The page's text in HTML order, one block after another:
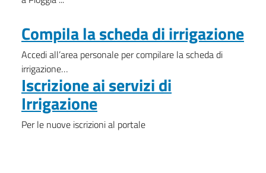
Compila la scheda di irrigazione
Accedi all’area personale per compilare la scheda di
irrigazione…
Iscrizione ai servizi di
Irrigazione
Per le nuove iscrizioni al portale